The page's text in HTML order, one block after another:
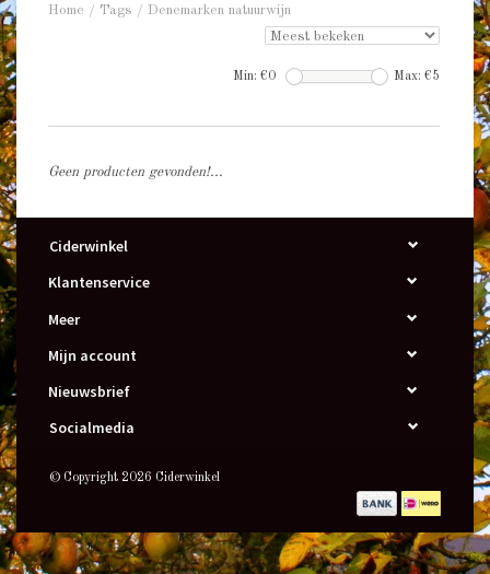
Home / Tags / Denemarken natuurwijn
Min: €0 Max: €5
Geen producten gevonden!...
Ciderwinkel
Klantenservice
Meer
Mijn account
Nieuwsbrief
Socialmedia
© Copyright 2026 Ciderwinkel